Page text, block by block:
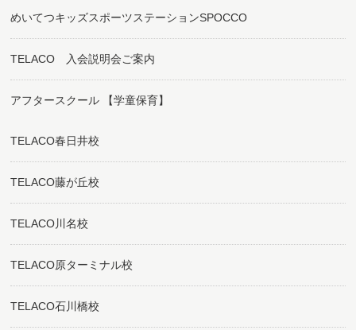
めいてつキッズスポーツステーションSPOCCO
TELACO 入会説明会ご案内
アフタースクール 【学童保育】
TELACO春日井校
TELACO藤が丘校
TELACO川名校
TELACO原ターミナル校
TELACO石川橋校